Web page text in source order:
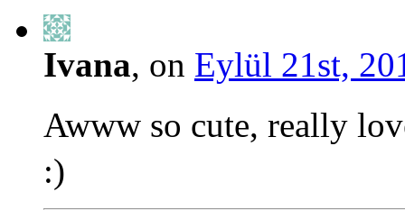
Ivana, on Eylül 21st,
Awww so cute, really
:)